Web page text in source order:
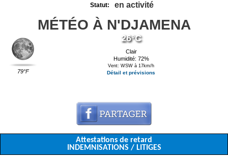
Statut: en activité
MÉTÉO À N'DJAMENA
79°F
26°C
Clair
Humidité: 72%
Vent: WSW à 17km/h
Détail et prévisions
Attestations de retard
INDEMNISATIONS / LITIGES